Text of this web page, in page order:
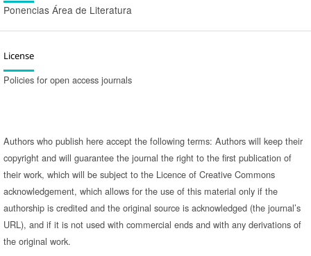
Ponencias Área de Literatura
License
Policies for open access journals
Authors who publish here accept the following terms: Authors will keep their
copyright and will guarantee the journal the right to the first publication of
their work, which will be subject to the Licence of Creative Commons
acknowledgement, which allows for the use of this material only if the
authorship is credited and the original source is acknowledged (the journal’s
URL), and if it is not used with commercial ends and with any derivations of
the original work.